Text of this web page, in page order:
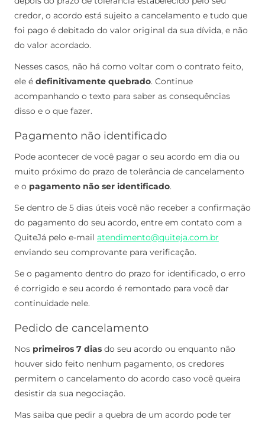
credor, o acordo está sujeito a cancelamento e tudo que
foi pago é debitado do valor original da sua dívida, e não
do valor acordado.
Nesses casos, não há como voltar com o contrato feito,
ele é definitivamente quebrado. Continue
acompanhando o texto para saber as consequências
disso e o que fazer.
Pagamento não identificado
Pode acontecer de você pagar o seu acordo em dia ou
muito próximo do prazo de tolerância de cancelamento
e o pagamento não ser identificado.
Se dentro de 5 dias úteis você não receber a confirmação
do pagamento do seu acordo, entre em contato com a
QuiteJá pelo e-mail atendimento@quiteja.com.br
enviando seu comprovante para verificação.
Se o pagamento dentro do prazo for identificado, o erro
é corrigido e seu acordo é remontado para você dar
continuidade nele.
Pedido de cancelamento
Nos primeiros 7 dias do seu acordo ou enquanto não
houver sido feito nenhum pagamento, os credores
permitem o cancelamento do acordo caso você queira
desistir da sua negociação.
Mas saiba que pedir a quebra de um acordo pode ter